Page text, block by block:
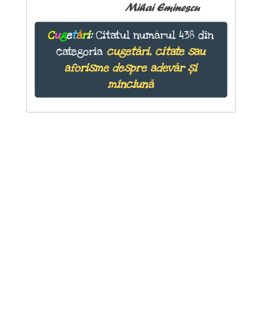
Mihai Eminescu
Cugetări:Citatul numărul 438 din
categoria cugetări, citate sau
aforisme despre adevăr și
minciună